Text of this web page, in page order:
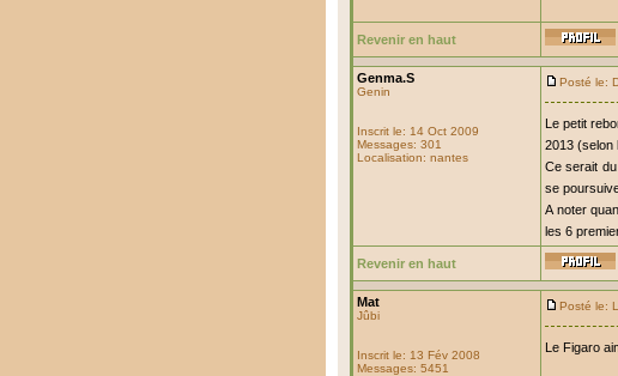
Revenir en haut
Genma.S
Genin
Inscrit le: 14 Oct 2009
Messages: 301
Localisation: nantes
Posté le:
Le petit
2013 (selon
Ce serait
se
A noter
les 6
Revenir en haut
Mat
Jûbi
Inscrit le: 13 Fév 2008
Messages: 5451
Posté le:
Le Figaro